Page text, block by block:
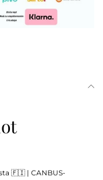
🇫🇮 | CANBUS-